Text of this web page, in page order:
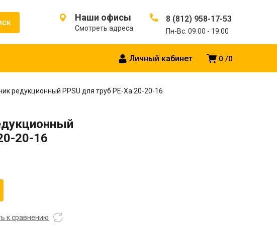
Наши офисы
Смотреть адреса
8 (812) 958-17-53
Пн-Вс. 09:00 - 19:00
0 0
Личный кабинет
редукционный PPSU для труб PE-Xa 20-20-16
20-16
к сравнению